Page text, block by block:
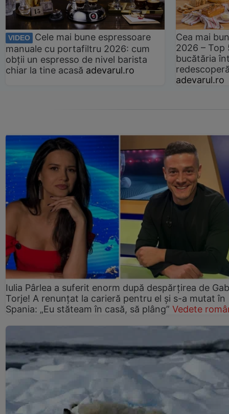
VIDEO
Cele mai bune espressoare
manuale cu portafiltru 2026: cum
obții un espresso de nivel barista
chiar la tine acasă adevarul.ro
Cea mai
2026 –
bucătăria
adevarul.ro
Iulia Pârlea a suferit enorm după despărțirea de
Torje! A renunțat la carieră pentru el și s-a mutat în
Spania: „Eu stăteam în casă, să plâng” Vedete